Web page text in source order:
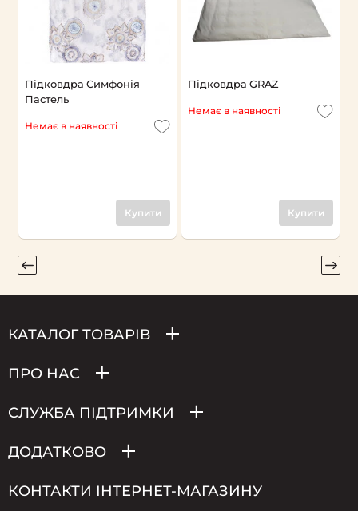
Підковдра Симфонія
Пастель
Немає в наявності
Купити
Підковдра GRAZ
Немає в наявності
Купити
КАТАЛОГ ТОВАРІВ
ПРО НАС
СЛУЖБА ПІДТРИМКИ
ДОДАТКОВО
КОНТАКТИ ІНТЕРНЕТ-МАГАЗИНУ